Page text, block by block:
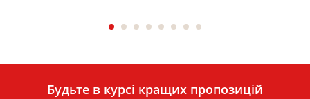
Будьте в курсі кращих пропозицій